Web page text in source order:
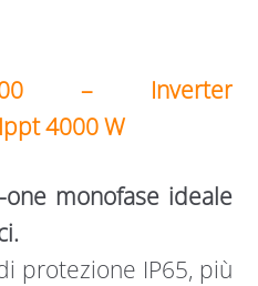
– Inverter
4000 W
monofase ideale
protezione IP65, più